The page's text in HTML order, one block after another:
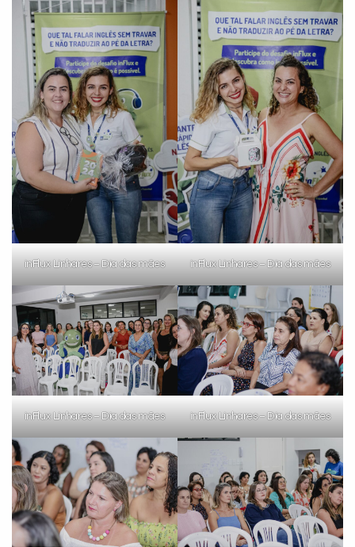
inFlux Linhares – Dia das mães inFlux Linhares – Dia das mães
inFlux Linhares – Dia das mães inFlux Linhares – Dia das mães